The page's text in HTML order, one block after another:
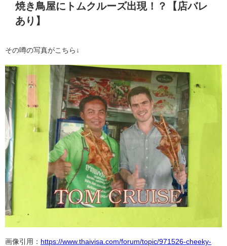
焼き鳥屋にトムクルーズ出現！？【店バレ
あり】
その噂の写真がこちら↓
画像引用： https://www.thaivisa.com/forum/topic/971526-cheeky-